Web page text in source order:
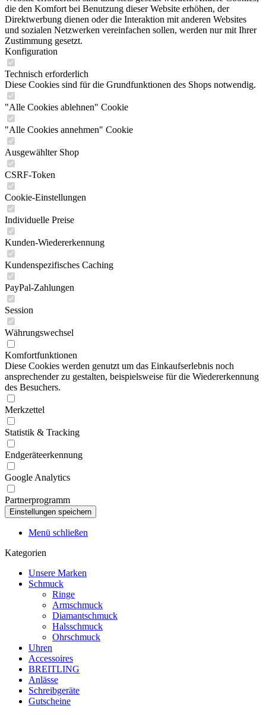
die den Komfort bei Benutzung dieser Website erhöhen, der
Direktwerbung dienen oder die Interaktion mit anderen Websites
und sozialen Netzwerken vereinfachen sollen, werden nur mit Ihrer
Zustimmung gesetzt.
Konfiguration
Technisch erforderlich
Diese Cookies sind für die Grundfunktionen des Shops notwendig.
"Alle Cookies ablehnen" Cookie
"Alle Cookies annehmen" Cookie
Ausgewählter Shop
CSRF-Token
Cookie-Einstellungen
Individuelle Preise
Kunden-Wiedererkennung
Kundenspezifisches Caching
PayPal-Zahlungen
Session
Währungswechsel
Komfortfunktionen
Diese Cookies werden genutzt um das Einkaufserlebnis noch
ansprechender zu gestalten, beispielsweise für die Wiedererkennung
des Besuchers.
Merkzettel
Statistik & Tracking
Endgeräteerkennung
Google Analytics
Partnerprogramm
Menü schließen
Kategorien
Unsere Marken
Schmuck
Ringe
Armschmuck
Diamantschmuck
Halsschmuck
Ohrschmuck
Uhren
Accessoires
BREITLING
Anlässe
Schreibgeräte
Gutscheine